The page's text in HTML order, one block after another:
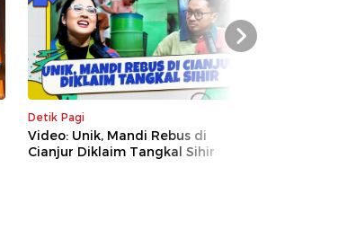
Detik Pagi
Video: Unik, Mandi Rebus di
Cianjur Diklaim Tangkal Sihir
Next